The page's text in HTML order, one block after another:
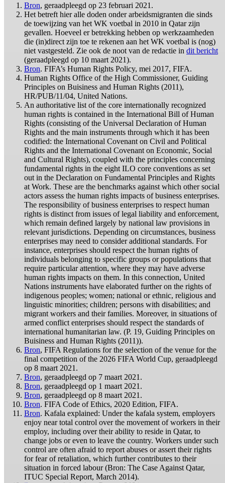
Bron, geraadpleegd op 23 februari 2021.
Het betreft hier alle doden onder arbeidsmigranten die sinds
de toewijzing van het WK voetbal in 2010 in Qatar zijn
gevallen. Hoeveel er betrekking hebben op werkzaamheden
die (in)direct zijn toe te rekenen aan het WK voetbal is (nog)
niet vastgesteld. Zie ook de noot van de redactie in dit bericht
(geraadpleegd op 10 maart 2021).
Bron. FIFA’s Human Rights Policy, mei 2017, FIFA.
Human Rights Office of the High Commissioner, Guiding
Principles on Buisiness and Human Rights (2011),
HR/PUB/11/04, United Nations.
An authoritative list of the core internationally recognized
human rights is contained in the International Bill of Human
Rights (consisting of the Universal Declaration of Human
Rights and the main instruments through which it has been
codified: the International Covenant on Civil and Political
Rights and the International Covenant on Economic, Social
and Cultural Rights), coupled with the principles concerning
fundamental rights in the eight ILO core conventions as set
out in the Declaration on Fundamental Principles and Rights
at Work. These are the benchmarks against which other social
actors assess the human rights impacts of business enterprises.
The responsibility of business enterprises to respect human
rights is distinct from issues of legal liability and enforcement,
which remain defined largely by national law provisions in
relevant jurisdictions. Depending on circumstances, business
enterprises may need to consider additional standards. For
instance, enterprises should respect the human rights of
individuals belonging to specific groups or populations that
require particular attention, where they may have adverse
human rights impacts on them. In this connection, United
Nations instruments have elaborated further on the rights of
indigenous peoples; women; national or ethnic, religious and
linguistic minorities; children; persons with disabilities; and
migrant workers and their families. Moreover, in situations of
armed conflict enterprises should respect the standards of
international humanitarian law. (P. 19, Guiding Principles on
Buisiness and Human Rights (2011)).
Bron, FIFA Regulations for the selection of the venue for the
final competition of the 2026 FIFA World Cup, geraadpleegd
op 8 maart 2021.
Bron, geraadpleegd op 7 maart 2021.
Bron, geraadpleegd op 1 maart 2021.
Bron, geraadpleegd op 8 maart 2021.
Bron. FIFA Code of Ethics, 2020 Edition, FIFA.
Bron. Kafala explained: Under the kafala system, employers
enjoy near total control over the movement of workers in their
employ, including over their ability to reside in Qatar, to
change jobs or even to leave the country. Workers under such
control are often afraid to report abuses or assert their rights
for fear of retaliation, which further contributes to their
situation in forced labour (Bron: The Case Against Qatar,
ITUC Special Report, March 2014).